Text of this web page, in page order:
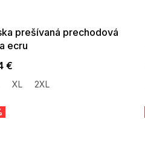
prešívaná prechodová
ecru
€
XL 2XL